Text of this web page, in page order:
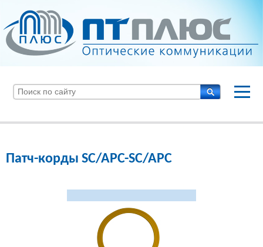
Патч-корды SC/APC-SC/APC